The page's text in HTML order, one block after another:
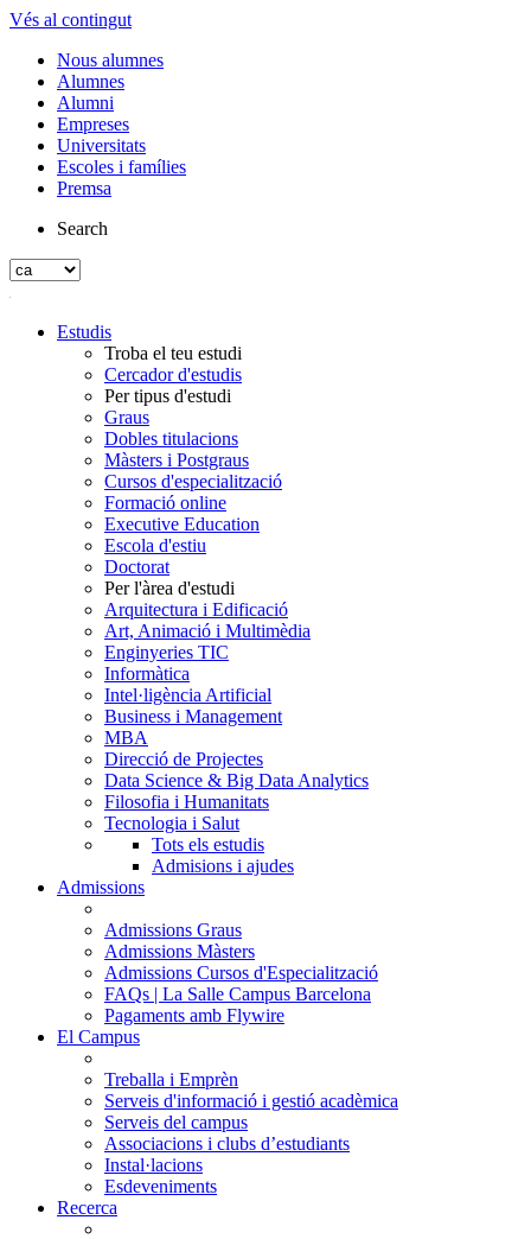
Vés al contingut
Nous alumnes
Alumnes
Alumni
Empreses
Universitats
Escoles i famílies
Premsa
Search
Estudis
Troba el teu estudi
Cercador d'estudis
Per tipus d'estudi
Graus
Dobles titulacions
Màsters i Postgraus
Cursos d'especialització
Formació online
Executive Education
Escola d'estiu
Doctorat
Per l'àrea d'estudi
Arquitectura i Edificació
Art, Animació i Multimèdia
Enginyeries TIC
Informàtica
Intel·ligència Artificial
Business i Management
MBA
Direcció de Projectes
Data Science & Big Data Analytics
Filosofia i Humanitats
Tecnologia i Salut
Tots els estudis
Admisions i ajudes
Admissions
Admissions Graus
Admissions Màsters
Admissions Cursos d'Especialització
FAQs | La Salle Campus Barcelona
Pagaments amb Flywire
El Campus
Treballa i Emprèn
Serveis d'informació i gestió acadèmica
Serveis del campus
Associacions i clubs d’estudiants
Instal·lacions
Esdeveniments
Recerca